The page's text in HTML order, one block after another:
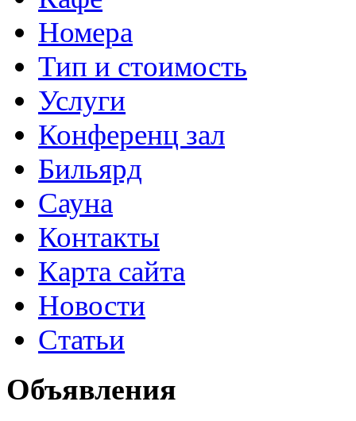
Номера
Тип и стоимость
Услуги
Конференц зал
Бильярд
Сауна
Контакты
Карта сайта
Новости
Статьи
Объявления